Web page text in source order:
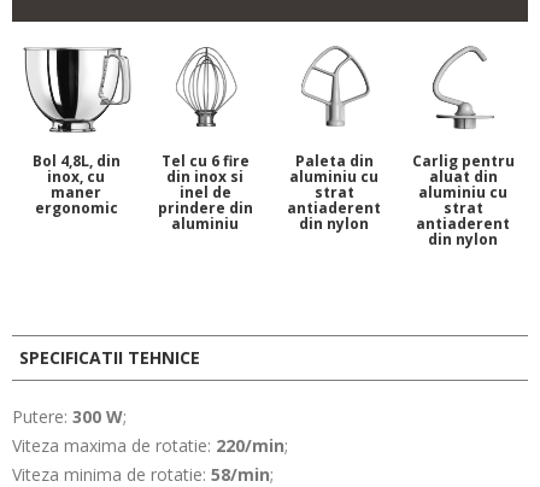
Bol 4,8L, din
inox, cu
maner
ergonomic
Tel cu 6 fire
din inox si
inel de
prindere din
aluminiu
Paleta din
aluminiu cu
strat
antiaderent
din nylon
Carlig pentru
aluat din
aluminiu cu
strat
antiaderent
din nylon
SPECIFICATII TEHNICE
Putere: 300 W;
Viteza maxima de rotatie: 220/min;
Viteza minima de rotatie: 58/min;